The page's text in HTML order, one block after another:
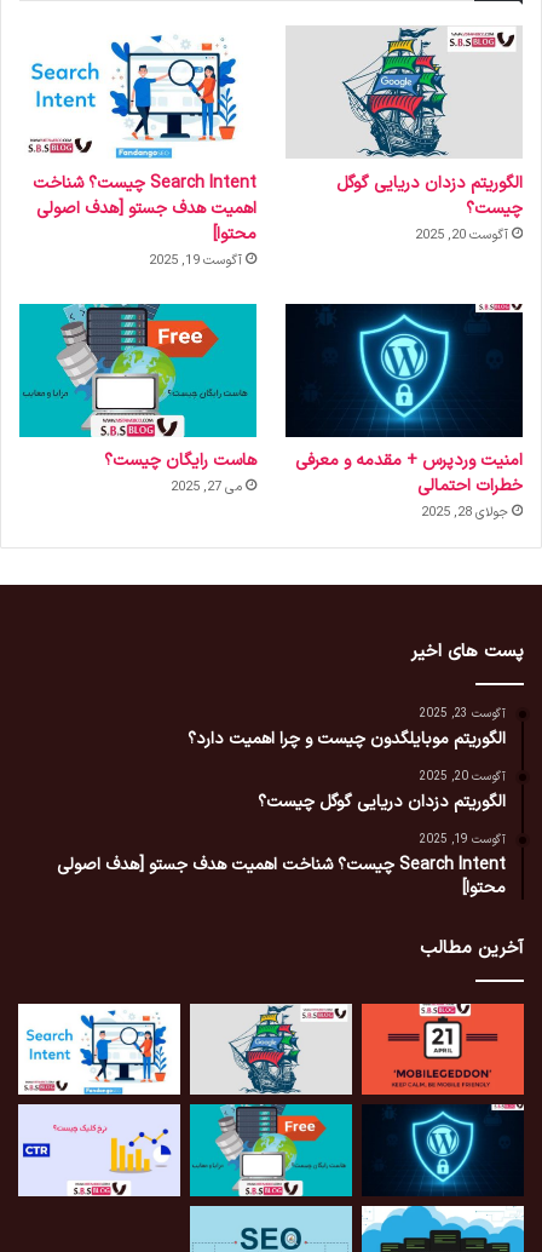
الگوریتم دزدان دریایی گوگل
چیست؟
آگوست 20, 2025
Search Intent چیست؟ شناخت
اهمیت هدف جستو [هدف اصولی
محتوا]
آگوست 19, 2025
امنیت وردپرس + مقدمه و معرفی
خطرات احتمالی
جولای 28, 2025
هاست رایگان چیست؟
می 27, 2025
پست های اخیر
آگوست 23, 2025
الگوریتم موبایلگدون چیست و چرا اهمیت دارد؟
آگوست 20, 2025
الگوریتم دزدان دریایی گوگل چیست؟
آگوست 19, 2025
Search Intent چیست؟ شناخت اهمیت هدف جستو [هدف اصولی
محتوا]
آخرین مطالب